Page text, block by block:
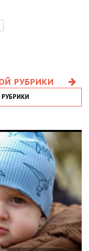
РУБРИКИ